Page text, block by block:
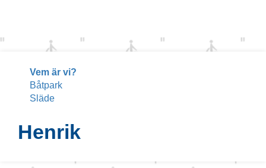
Vem är vi?
Båtpark
Släde
Henrik